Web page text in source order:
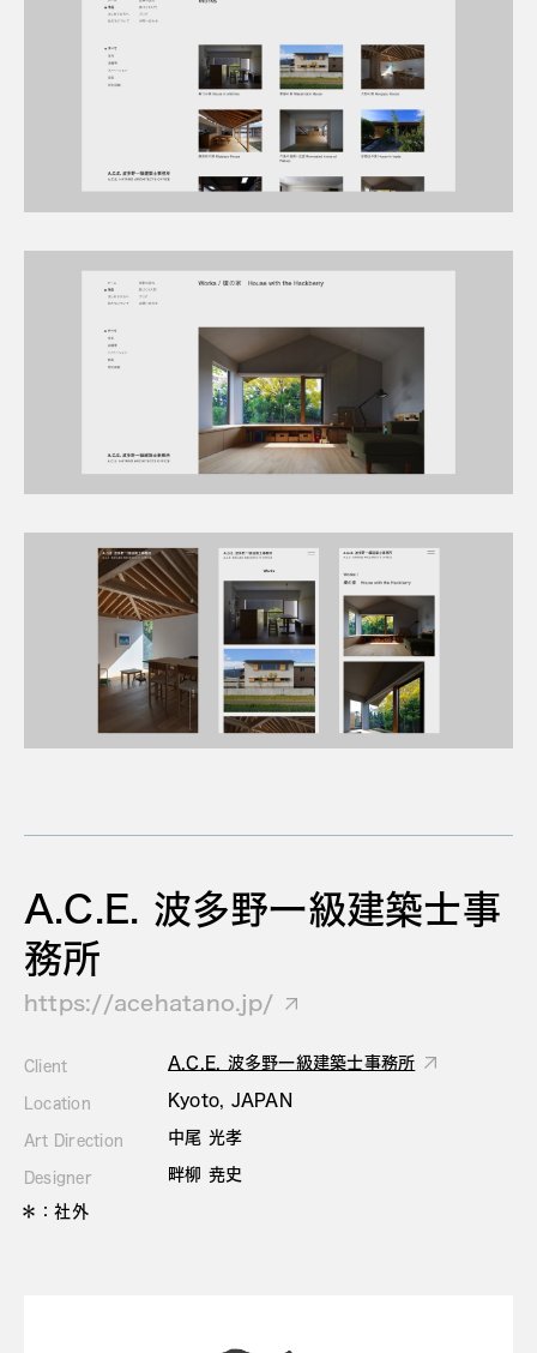
A.C.E. 波多野一級建築士事
務所
https://acehatano.jp/
Client A.C.E. 波多野一級建築士事務所
Location Kyoto, JAPAN
Art Direction 中尾 光孝
Designer
畔柳 尭史
＊：社外